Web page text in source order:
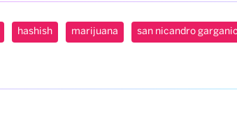
hashish marijuana san nicandro